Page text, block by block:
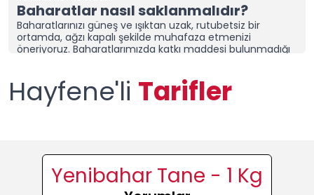
Baharatlar nasıl saklanmalıdır?
Baharatlarınızı güneş ve ışıktan uzak, rutubetsiz bir
ortamda, ağzı kapalı şekilde muhafaza etmenizi
öneriyoruz. Baharatlarımızda katkı maddesi bulunmadığı
için ürünlerimizin ağzının kapalı olduğuna emin olun ve
kuru bir alanda saklayın.
Nemli bir bölgede yaşıyorsanız,
baharatlarınızı sakladığınız dolap/çekmeceye “nem alıcı
elinizle tekrar toz haline getirerek kullanabilirsiniz.
Ürünlerinizi diğer baharat
markalarından ayıran nedir?
Hayfene'li Tarifler
Yenibahar Tane - 1 Kg